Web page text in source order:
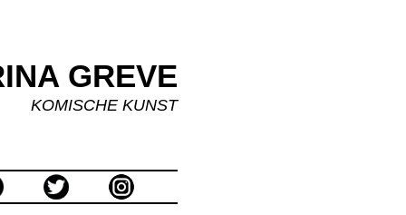
GREVE
KOMISCHE KUNST